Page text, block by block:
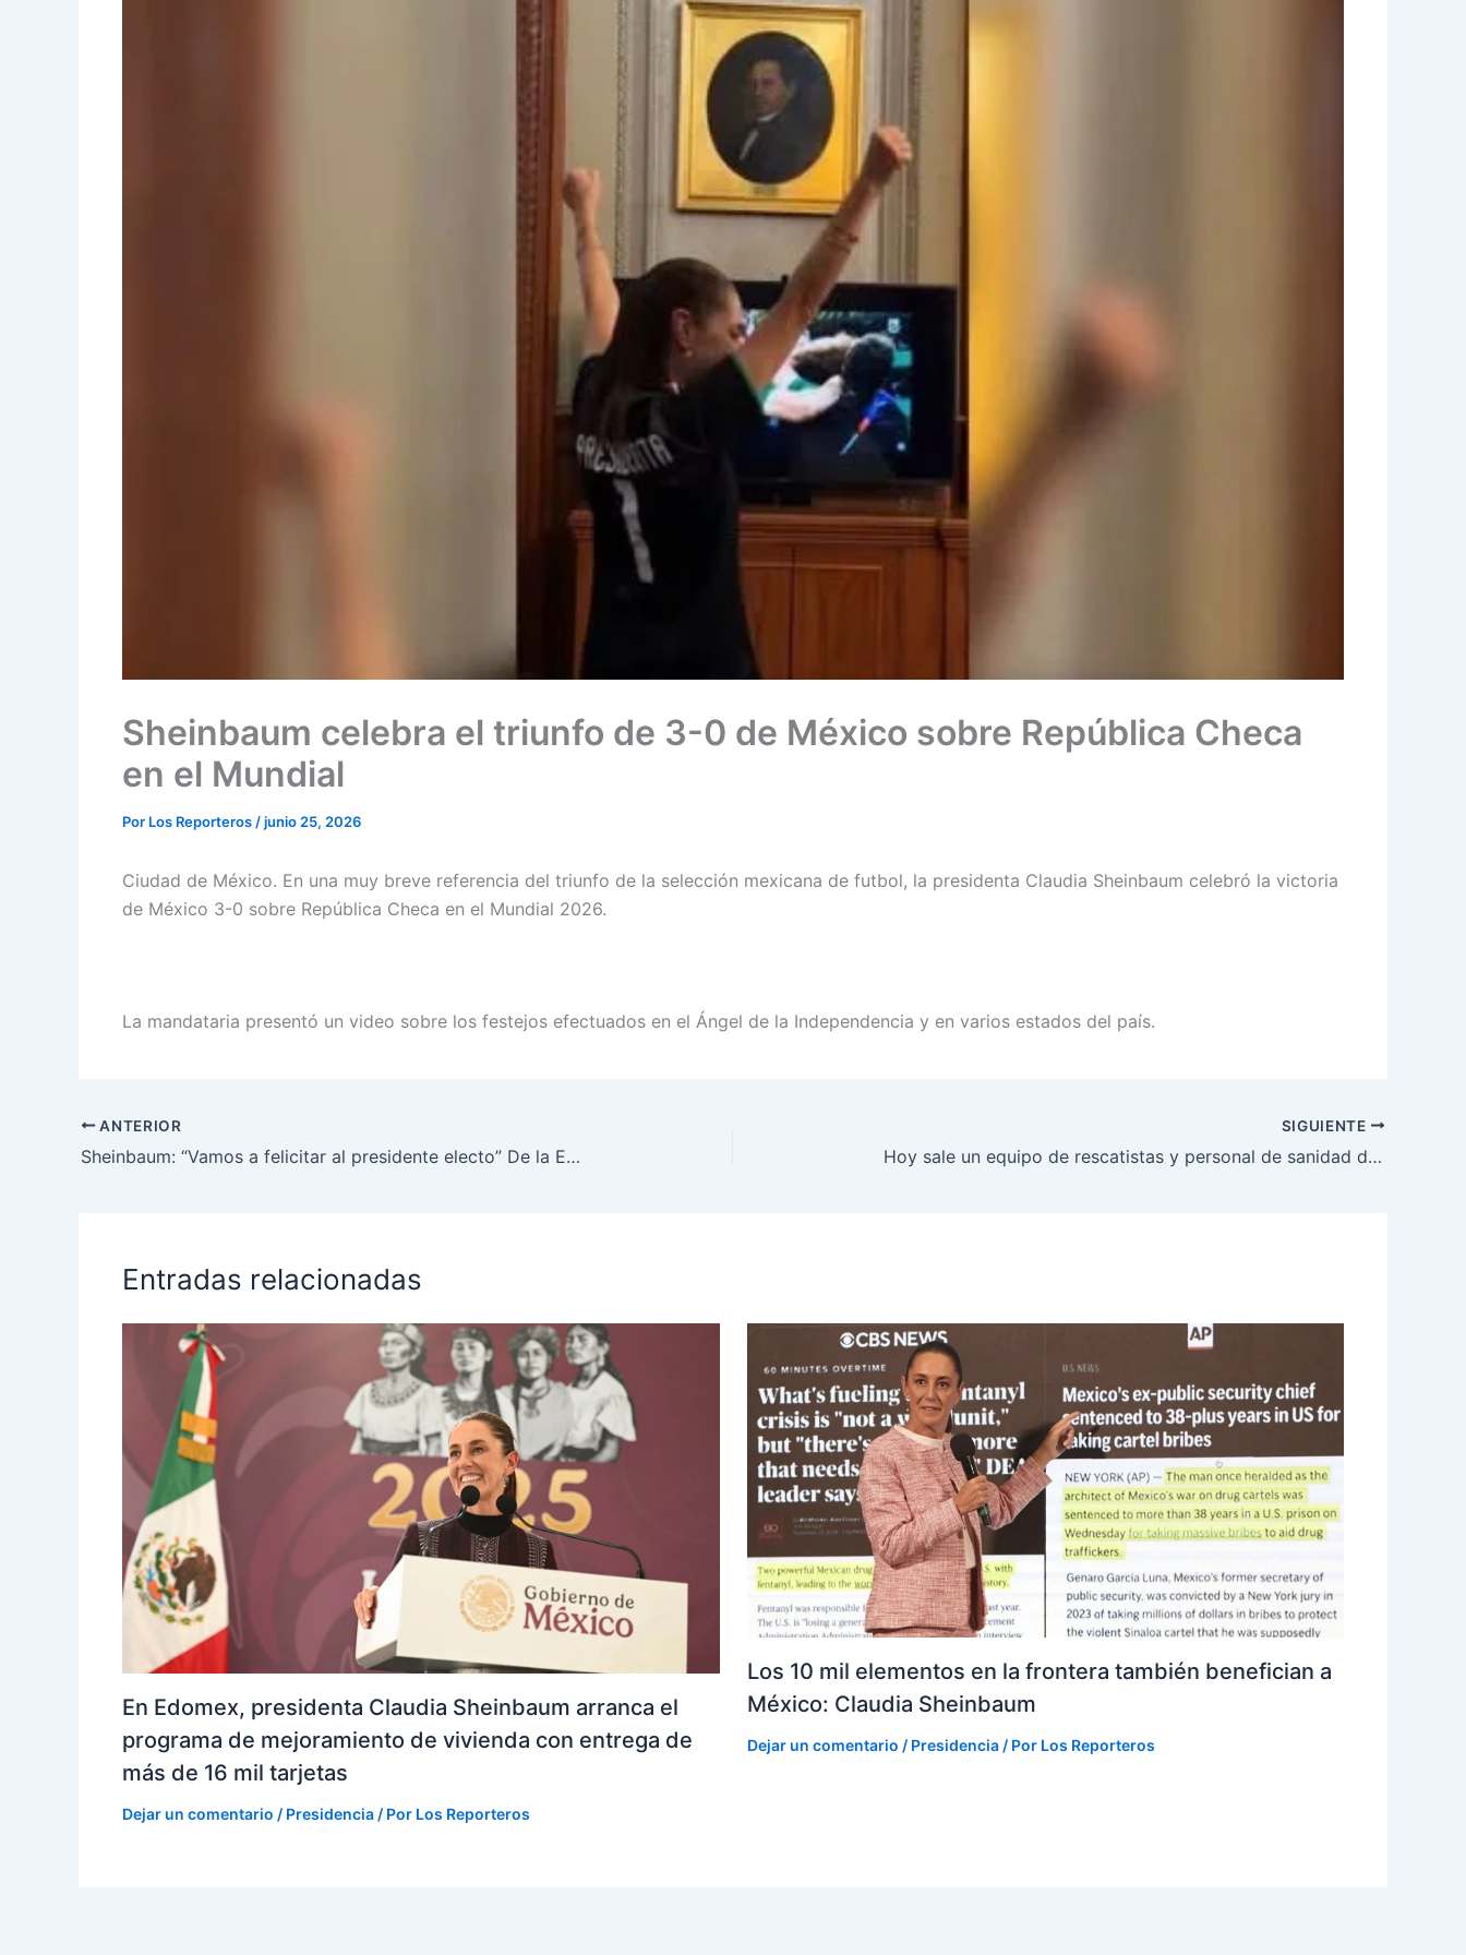
Sheinbaum celebra el triunfo de 3-0 de México sobre República Checa
en el Mundial
Por Los Reporteros /junio 25, 2026
Ciudad de México. En una muy breve referencia del triunfo de la selección mexicana de futbol, la presidenta Claudia Sheinbaum celebró la victoria
de México 3-0 sobre República Checa en el Mundial 2026.
La mandataria presentó un video sobre los festejos efectuados en el Ángel de la Independencia y en varios estados del país.
ANTERIOR
Sheinbaum: “Vamos a felicitar al presidente electo” De la Espriella; buscaremos una buena relación con Colombia
SIGUIENTE
Hoy sale un equipo de rescatistas y personal de sanidad de México a Venezuela para ayudar tras sismos: Sheinbaum
Entradas relacionadas
En Edomex, presidenta Claudia Sheinbaum arranca el
programa de mejoramiento de vivienda con entrega de
más de 16 mil tarjetas
Dejar un comentario / Presidencia / Por Los Reporteros
Los 10 mil elementos en la frontera también benefician a
México: Claudia Sheinbaum
Dejar un comentario / Presidencia/ Por Los Reporteros